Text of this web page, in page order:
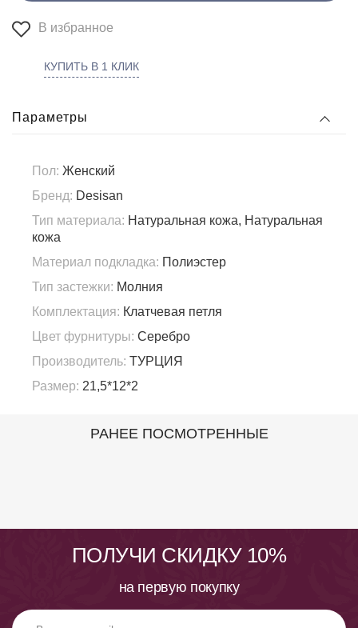
В избранное
КУПИТЬ В 1 КЛИК
Параметры
Пол: Женский
Бренд: Desisan
Тип материала: Натуральная кожа, Натуральная
кожа
Материал подкладка: Полиэстер
Тип застежки: Молния
Комплектация: Клатчевая петля
Цвет фурнитуры: Серебро
Производитель: ТУРЦИЯ
Размер: 21,5*12*2
РАНЕЕ ПОСМОТРЕННЫЕ
ПОЛУЧИ СКИДКУ 10%
на первую покупку